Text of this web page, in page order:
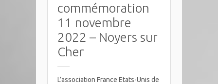
commémoration
11 novembre
2022 – Noyers sur
Cher
L’association France Etats-Unis de